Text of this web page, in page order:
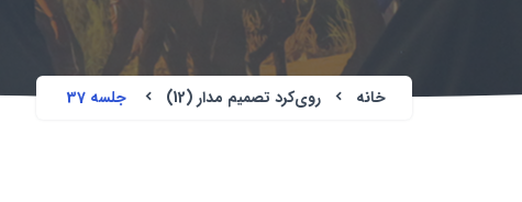
خانه روی‌کرد تصمیم مدار (12) جلسه 37